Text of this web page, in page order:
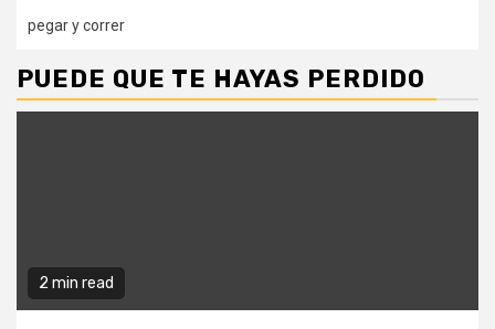
pegar y correr
PUEDE QUE TE HAYAS PERDIDO
2 min read